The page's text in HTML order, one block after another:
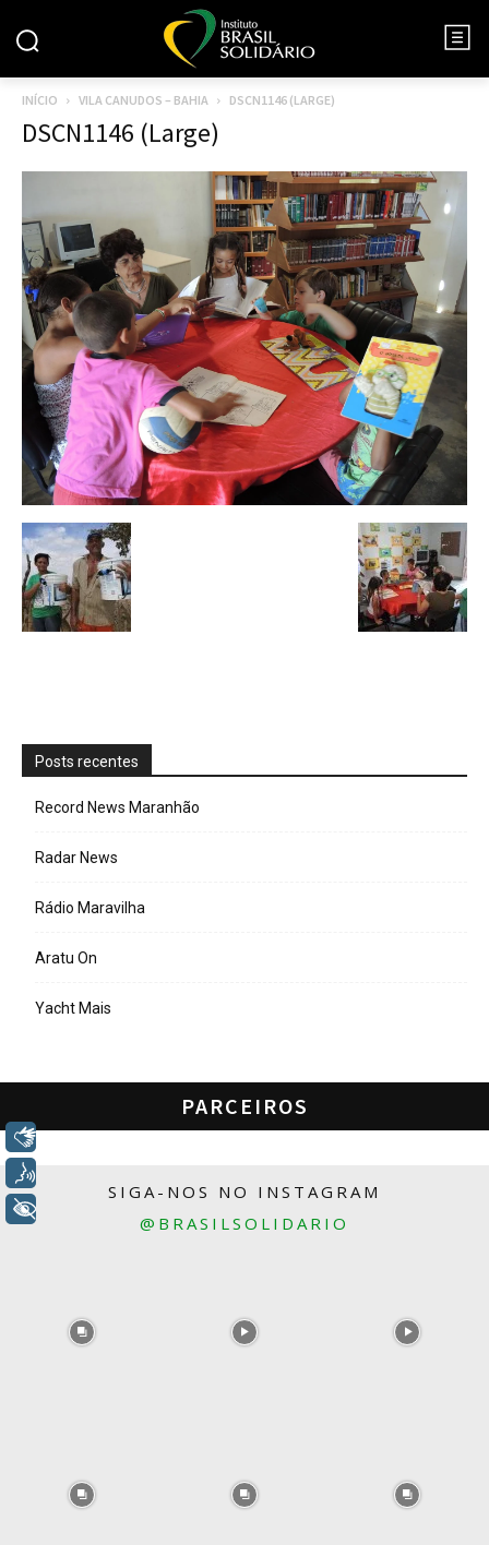
INÍCIO VILA CANUDOS – BAHIA DSCN1146 (LARGE)
DSCN1146 (Large)
Posts recentes
Record News Maranhão
Radar News
Rádio Maravilha
Aratu On
Yacht Mais
PARCEIROS
SIGA-NOS NO INSTAGRAM
@BRASILSOLIDARIO
Libras